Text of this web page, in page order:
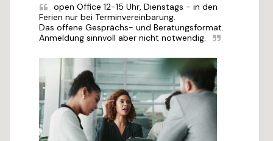
open Office 12-15 Uhr, Dienstags - in den
Ferien nur bei Terminvereinbarung.
Das offene Gesprächs- und Beratungsformat.
Anmeldung sinnvoll aber nicht notwendig.